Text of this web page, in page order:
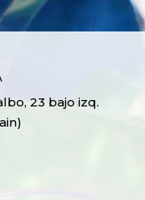
23 bajo izq.